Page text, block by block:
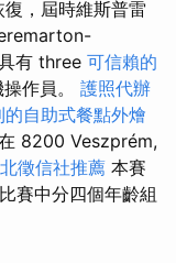
，屆時維斯普雷
有 three 可信賴的
作員。 護照代辦
的自助式餐點外燴
8200 Veszprém,
徵信社推薦 本賽
賽中分四個年齡組